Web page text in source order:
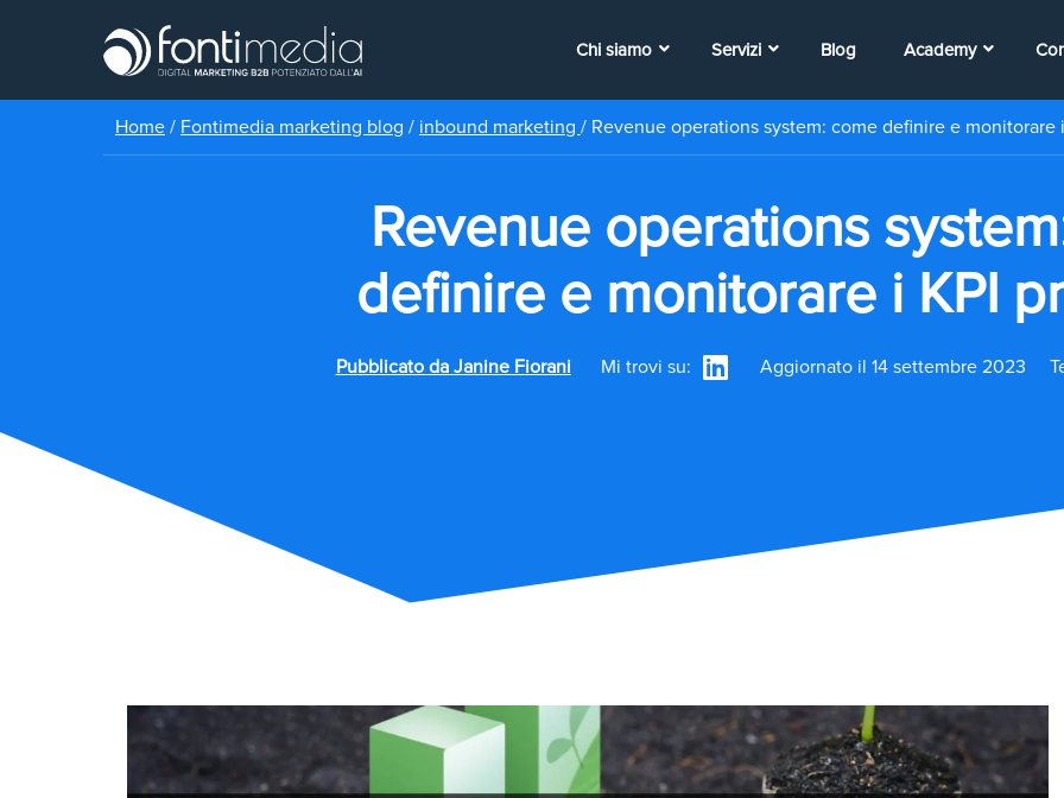
Chi siamo Servizi Blog Academy
Home / Fontimedia marketing blog / inbound marketing / Revenue operations system: come definire e monitorare
Revenue operations
definire e monitorare i KPI
Pubblicato da Janine Fiorani Mi trovi su: Aggiornato il 14 settembre 2023